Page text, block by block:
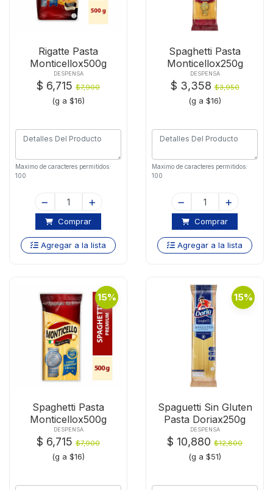
Rigatte Pasta
Monticellox500g
DESPENSA
$ 6,715 $7,900
(g a $16)
Maximo de caracteres permitidos:
100
Comprar
Agregar a la lista
Spaghetti Pasta
Monticellox250g
DESPENSA
$ 3,358$3,950
(g a $16)
Maximo de caracteres permitidos:
100
Comprar
Agregar a la lista
15%
Spaghetti Pasta
Monticellox500g
DESPENSA
$ 6,715 $7,900
(g a $16)
15%
Spaguetti Sin Gluten
Pasta Doriax250g
DESPENSA
$ 10,880 $12,800
(g a $51)